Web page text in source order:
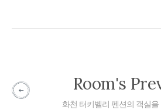
Room's
화천 터키벨리 펜션의 객실을